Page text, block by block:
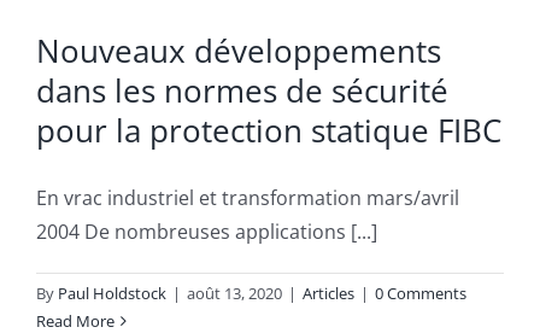
Nouveaux développements
dans les normes de sécurité
pour la protection statique FIBC
En vrac industriel et transformation mars/avril
2004 De nombreuses applications [...]
By Paul Holdstock | août 13, 2020 | Articles | 0 Comments
Read More